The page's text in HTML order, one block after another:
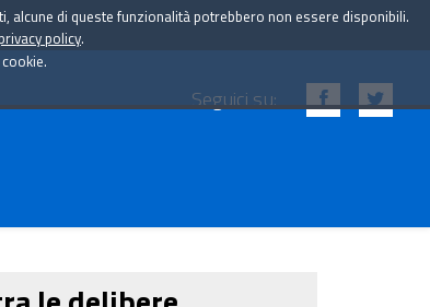
Seguici su:
alcune di queste funzionalità potrebbero non essere disponibili.
privacy policy.